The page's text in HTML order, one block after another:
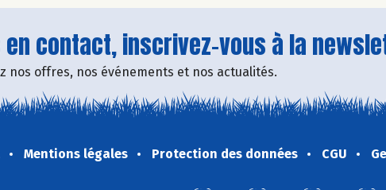
en contact, inscrivez-vous à la
nos offres, nos événements et nos actualités.
Mentions légales Protection des données CGU